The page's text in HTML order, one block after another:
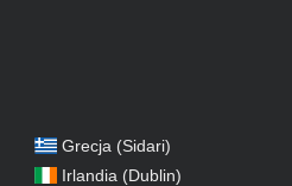
Grecja (Sidari)
Irlandia (Dublin)